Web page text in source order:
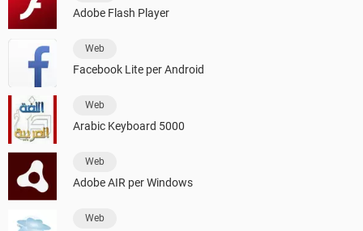
Adobe Flash Player
Web
Facebook Lite per Android
Web
Arabic Keyboard 5000
Web
Adobe AIR per Windows
Web